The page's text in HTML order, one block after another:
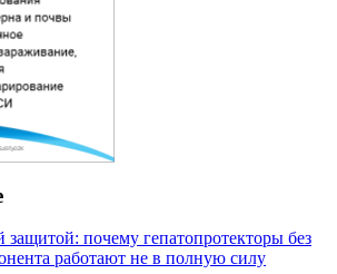
почему гепатопротекторы без
работают не в полную силу